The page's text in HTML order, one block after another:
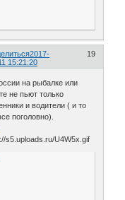
19
2017-
15:21:20
на рыбалке или
не пьют только
и водители ( и то
поголовно).